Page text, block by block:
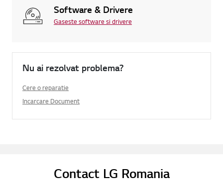
Software & Drivere
Gaseste software si drivere
Nu ai rezolvat problema?
Cere o reparatie
Incarcare Document
Contact LG Romania